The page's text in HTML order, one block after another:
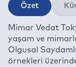
Özet
Mimar Vedat
yaşam ve
Olgusal
örnekleri